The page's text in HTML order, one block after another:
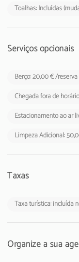
Toalhas: Incluídas
Serviços opcionais
Berço: 20,00 € /reserva
Chegada fora de
Estacionamento ao ar
Limpeza Adicional:
Taxas
Taxa turística: incluída
Organize a sua